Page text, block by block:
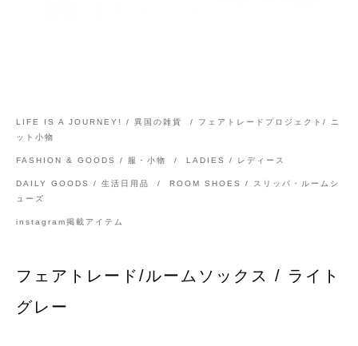
LIFE IS A JOURNEY! / 異国の雑貨 /
フェアトレードプロジェクト/ ニ
ット小物
FASHION & GOODS / 服・小物 / LADIES / レディース
DAILY GOODS / 生活日用品 /
ROOM SHOES / スリッパ・ルームシ
ューズ
instagram掲載アイテム
フェアトレード/ルームソックス / ライト
グレー